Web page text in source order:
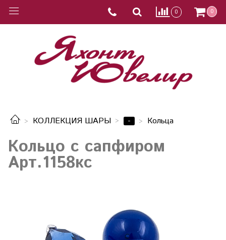
0 0
КОЛЛЕКЦИЯ ШАРЫ - Кольца
Кольцо с сапфиром
Арт.1158кс